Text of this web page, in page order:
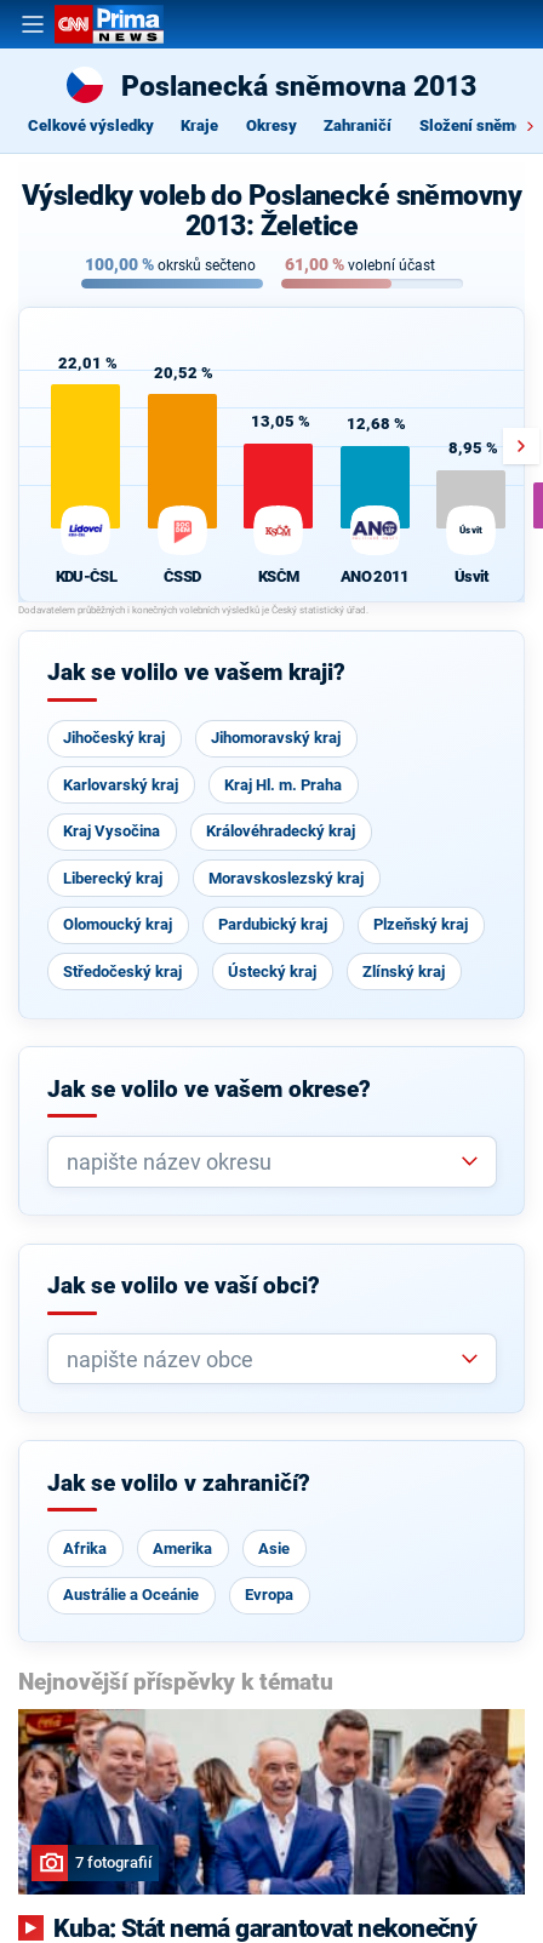
Poslanecká sněmovna 2013
Celkové výsledky Kraje Okresy Zahraničí Složení
Výsledky voleb do Poslanecké sněmovny
2013: Želetice
100,00% okrsků sečteno 61,00% volební účast
22,01 %
KDU-ČSL
20,52 %
ČSSD
13,05 %
KSČM
12,68 %
ANO 2011
8,95 %
Úsvit
Úsvit
Jak se volilo ve vašem kraji?
Jihočeský kraj Jihomoravský kraj
Karlovarský kraj Kraj Hl. m. Praha
Kraj Vysočina Královéhradecký kraj
Liberecký kraj Moravskoslezský kraj
Olomoucký kraj Pardubický kraj Plzeňský kraj
Středočeský kraj Ústecký kraj Zlínský kraj
Jak se volilo ve vašem okrese?
Jak se volilo ve vaší obci?
Jak se volilo v zahraničí?
Afrika Amerika Asie
Austrálie a Oceánie Evropa
Nejnovější příspěvky k tématu
7 fotografií